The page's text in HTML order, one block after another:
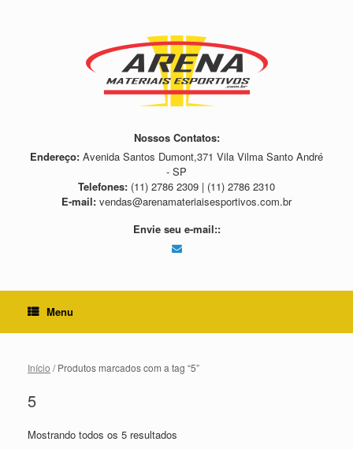
Nossos Contatos:
Endereço: Avenida Santos Dumont,371 Vila Vilma Santo André
- SP
Telefones: (11) 2786 2309 | (11) 2786 2310
E-mail: vendas@arenamateriaisesportivos.com.br
Envie seu e-mail::
Menu
Início / Produtos marcados com a tag “5”
5
Mostrando todos os 5 resultados